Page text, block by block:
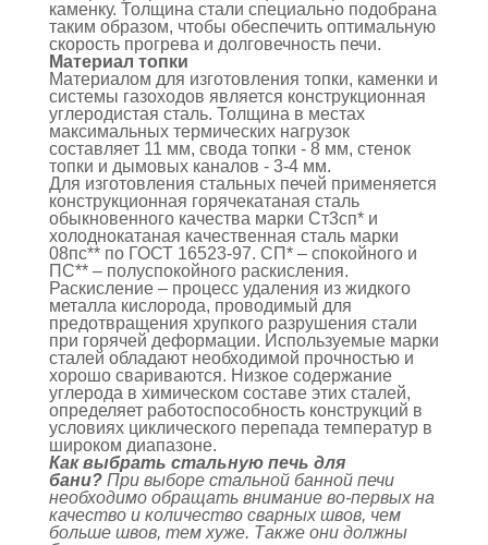
каменку. Толщина стали специально подобрана
таким образом, чтобы обеспечить оптимальную
скорость прогрева и долговечность печи.
Материал топки
Материалом для изготовления топки, каменки и
системы газоходов является конструкционная
углеродистая сталь. Толщина в местах
максимальных термических нагрузок
составляет 11 мм, свода топки - 8 мм, стенок
топки и дымовых каналов - 3-4 мм.
Для изготовления стальных печей применяется
конструкционная горячекатаная сталь
обыкновенного качества марки Ст3сп* и
холоднокатаная качественная сталь марки
08пс** по ГОСТ 16523-97. СП* – спокойного и
ПС** – полуспокойного раскисления.
Раскисление – процесс удаления из жидкого
металла кислорода, проводимый для
предотвращения хрупкого разрушения стали
при горячей деформации. Используемые марки
сталей обладают необходимой прочностью и
хорошо свариваются. Низкое содержание
углерода в химическом составе этих сталей,
определяет работоспособность конструкций в
условиях циклического перепада температур в
широком диапазоне.
Как выбрать стальную печь для
бани? При выборе стальной банной печи
необходимо обращать внимание во-первых на
качество и количество сварных швов, чем
больше швов, тем хуже. Также они должны